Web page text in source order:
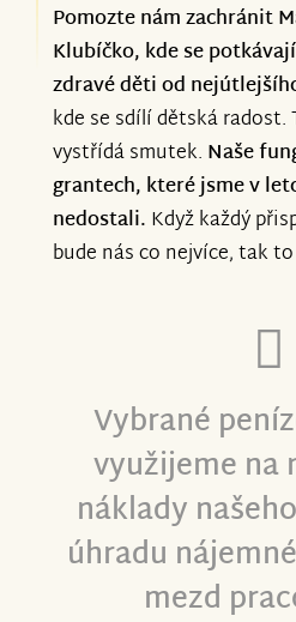
Pomozte nám zachránit
Klubíčko, kde se
zdravé děti od
kde se sdílí dětská radost.
vystřídá smutek. Naše
grantech, které jsme v
nedostali. Když každý
bude nás co nejvíce, tak
Vybrané
využijeme na
náklady
úhradu
mezd